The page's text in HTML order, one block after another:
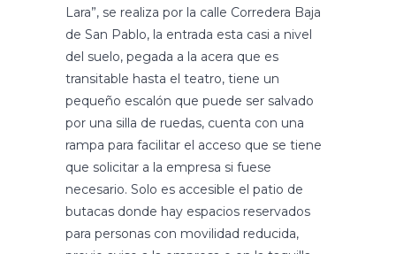
Lara”, se realiza por la calle Corredera Baja
de San Pablo, la entrada esta casi a nivel
del suelo, pegada a la acera que es
transitable hasta el teatro, tiene un
pequeño escalón que puede ser salvado
por una silla de ruedas, cuenta con una
rampa para facilitar el acceso que se tiene
que solicitar a la empresa si fuese
necesario. Solo es accesible el patio de
butacas donde hay espacios reservados
para personas con movilidad reducida,